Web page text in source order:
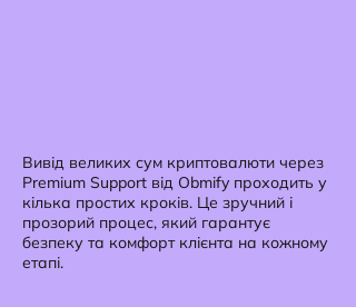
Вивід великих сум криптовалюти через
Premium Support від Obmify проходить у
кілька простих кроків. Це зручний і
прозорий процес, який гарантує
безпеку та комфорт клієнта на кожному
етапі.